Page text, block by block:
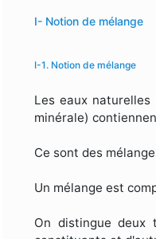
I- Notion de mélange
I-1. Notion de mélange
Les eaux
minérale)
Ce sont des
Un mélange est
On distingue deux